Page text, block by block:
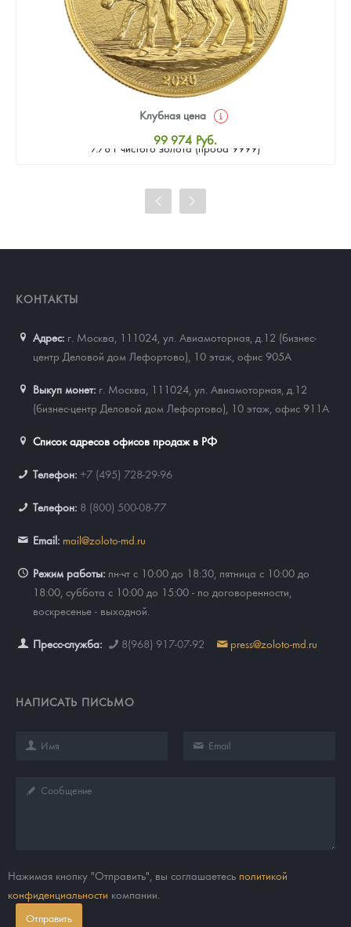
7.78 г чистого золота (проба 9999)
Клубная цена
99 974 Руб.
Стандартная цена
Цена выкупа
КОНТАКТЫ
Адрес: г. Москва, 111024 ул. Авиамоторная, д.12 (бизнес-
центр Деловой дом Лефортово), 10 этаж, офис 905А
Выкуп монет: г. Москва, 111024, ул. Авиамоторная, д.12
(бизнес-центр Деловой дом Лефортово), 10 этаж, офис 911А
Список адресов офисов продаж в РФ
Телефон: +7 (495) 728-29-96
Телефон: 8 (800) 500-08-77
Email: mail@zoloto-md.ru
Режим работы: пн-чт с 10:00 до 18:30, пятница с 10:00 до
18:00, суббота с 10:00 до 15:00 - по договоренности,
воскресенье - выходной.
Пресс-служба: 8(968) 917-07-92 press@zoloto-md.ru
НАПИСАТЬ ПИСЬМО
Нажимая кнопку "Отправить", вы соглашаетесь политикой
конфиденциальности компании.
Отправить